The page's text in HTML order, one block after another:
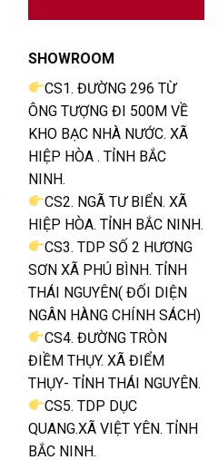
SHOWROOM
CS1. ĐƯỜNG 296 TỪ
ÔNG TƯỢNG ĐI 500M VỀ
KHO BẠC NHÀ NƯỚC. XÃ
HIỆP HÒA . TỈNH BẮC
NINH.
CS2. NGÃ TƯ BIỂN. XÃ
HIỆP HÒA. TỈNH BẮC NINH.
CS3. TDP SỐ 2 HƯƠNG
SƠN XÃ PHÚ BÌNH. TỈNH
THÁI NGUYÊN( ĐỐI DIỆN
NGÂN HÀNG CHÍNH SÁCH)
CS4. ĐƯỜNG TRÒN
ĐIỀM THỤY. XÃ ĐIỂM
THỤY- TỈNH THÁI NGUYÊN.
CS5. TDP DỤC
QUANG.XÃ VIỆT YÊN. TỈNH
BẮC NINH.